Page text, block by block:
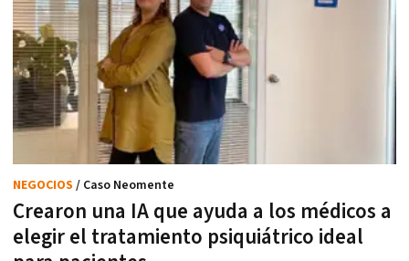
Crearon una IA que ayuda a los médicos a
elegir el tratamiento psiquiátrico ideal
NEGOCIOS / Caso Neomente